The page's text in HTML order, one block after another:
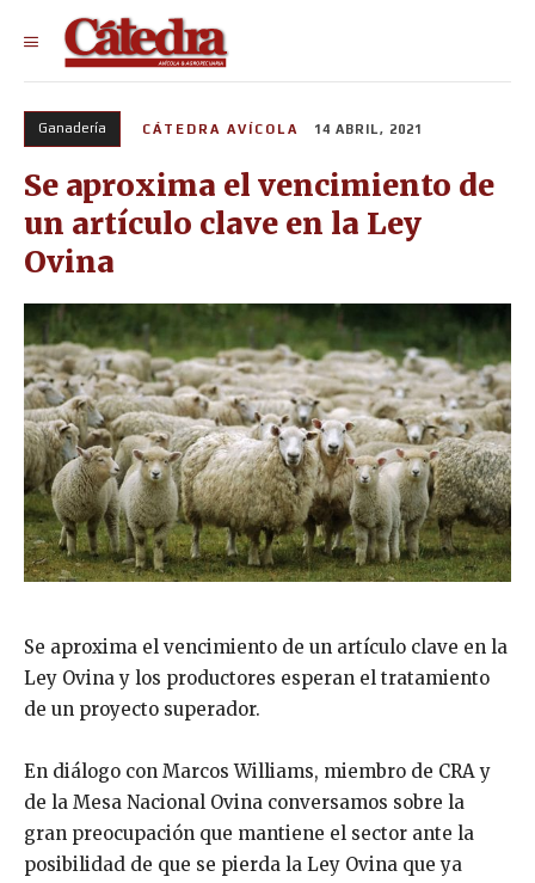
Ganadería CÁTEDRA AVÍCOLA 14 ABRIL, 2021
Se aproxima el vencimiento de
un artículo clave en la Ley
Ovina
Se aproxima el vencimiento de un artículo clave en la
Ley Ovina y los productores esperan el tratamiento
de un proyecto superador.
En diálogo con Marcos Williams, miembro de CRA y
de la Mesa Nacional Ovina conversamos sobre la
gran preocupación que mantiene el sector ante la
posibilidad de que se pierda la Ley Ovina que ya